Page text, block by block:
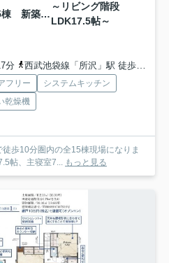
東村山市秋津町3丁目・全15棟 新築一戸建 9号棟
～リビング階段
LDK17.5帖～
分
西武池袋線「所沢」駅 徒歩21分
フリー
システムキッチン
乾燥機
歩10分圏内の全15棟現場になりま
帖、主寝室7... もっと見る